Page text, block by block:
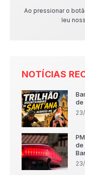
Ao pressionar o
leu
NOTÍCIAS
de
de